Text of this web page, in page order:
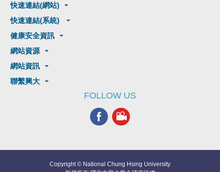
快速連結(網站)
快速連結(系統)
健康安全資訊
網站資源
網站資訊
聯繫興大
FOLLOW US
Copyright © National Chung Hsing University